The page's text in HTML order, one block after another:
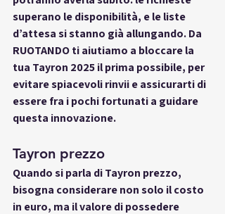
superano le disponibilità, e le liste
d’attesa si stanno già allungando. Da
RUOTANDO ti aiutiamo a bloccare la
tua Tayron 2025 il prima possibile, per
evitare spiacevoli rinvii e assicurarti di
essere fra i pochi fortunati a guidare
questa innovazione.
Tayron prezzo
Quando si parla di Tayron prezzo,
bisogna considerare non solo il costo
in euro, ma il valore di possedere